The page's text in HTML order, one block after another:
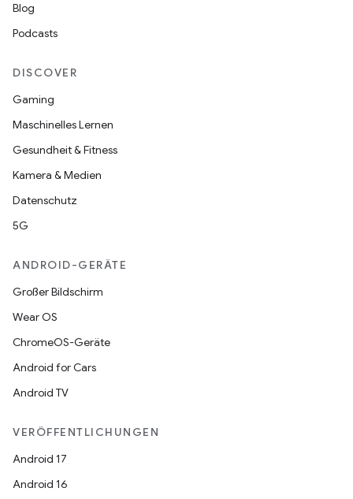
Blog
Podcasts
DISCOVER
Gaming
Maschinelles Lernen
Gesundheit & Fitness
Kamera & Medien
Datenschutz
5G
ANDROID-GERÄTE
Großer Bildschirm
Wear OS
ChromeOS-Geräte
Android for Cars
Android TV
VERÖFFENTLICHUNGEN
Android 17
Android 16